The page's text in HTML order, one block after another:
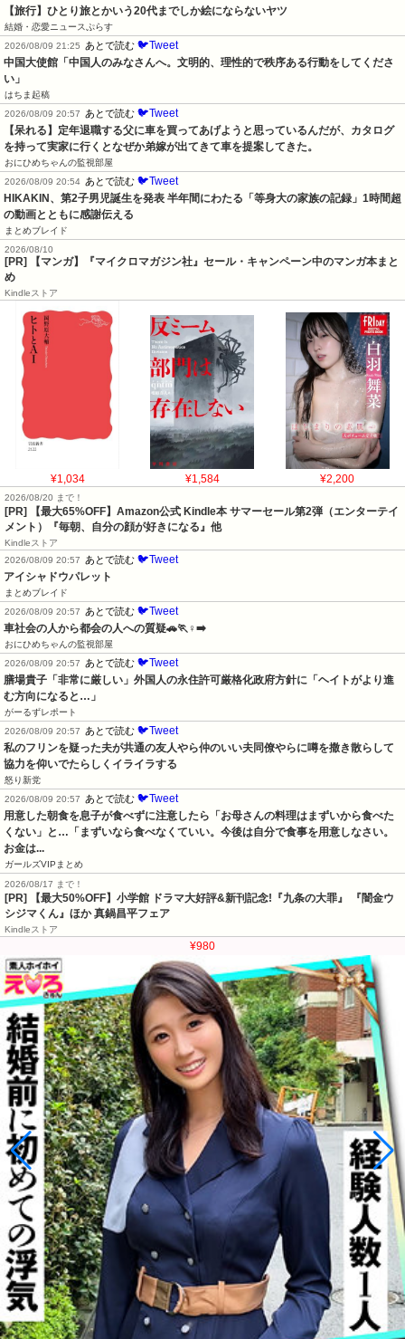
【旅行】ひとり旅とかいう20代までしか絵にならないヤツ
結婚・恋愛ニュースぷらす
2026/08/09 21:25
あとで読む 🐦Tweet
中国大使館「中国人のみなさんへ。文明的、理性的で秩序ある行動をしてくださ
い」
はちま起稿
2026/08/09 20:57
あとで読む 🐦Tweet
【呆れる】定年退職する父に車を買ってあげようと思っているんだが、カタログ
を持って実家に行くとなぜか弟嫁が出てきて車を提案してきた。
おにひめちゃんの監視部屋
2026/08/09 20:54 あとで読む 🐦Tweet
HIKAKIN、第2子男児誕生を発表 半年間にわたる「等身大の家族の記録」1時間超
の動画とともに感謝伝える
まとめブレイド
2026/08/10
[PR] 【マンガ】『マイクロマガジン社』セール・キャンペーン中のマンガ本まと
め
Kindleストア
¥1,034 ¥1,584 ¥2,200
2026/08/20 まで！
[PR]
【最大65%OFF】Amazon公式 Kindle本 サマーセール第2弾（エンターテイ
メント）『毎朝、自分の顔が好きになる』他
Kindleストア
2026/08/09 20:57
あとで読む 🐦Tweet
アイシャドウパレット
まとめブレイド
2026/08/09 20:57
あとで読む 🐦Tweet
車社会の人から都会の人への質疑🚗🏃♀️➡️
おにひめちゃんの監視部屋
2026/08/09 20:57
あとで読む 🐦Tweet
膳場貴子「非常に厳しい」外国人の永住許可厳格化政府方針に「ヘイトがより進
む方向になると…」
がーるずレポート
2026/08/09 20:57
あとで読む 🐦Tweet
私のフリンを疑った夫が共通の友人やら仲のいい夫同僚やらに噂を撒き散らして
協力を仰いでたらしくイライラする
怒り新党
2026/08/09 20:57
あとで読む 🐦Tweet
用意した朝食を息子が食べずに注意したら「お母さんの料理はまずいから食べた
くない」と…「まずいなら食べなくていい。今後は自分で食事を用意しなさい。
お金は...
ガールズVIPまとめ
2026/08/17 まで！
[PR] 【最大50%OFF】小学館 ドラマ大好評&新刊記念!『九条の大罪』 『闇金ウ
シジマくん』ほか 真鍋昌平フェア
Kindleストア
¥980